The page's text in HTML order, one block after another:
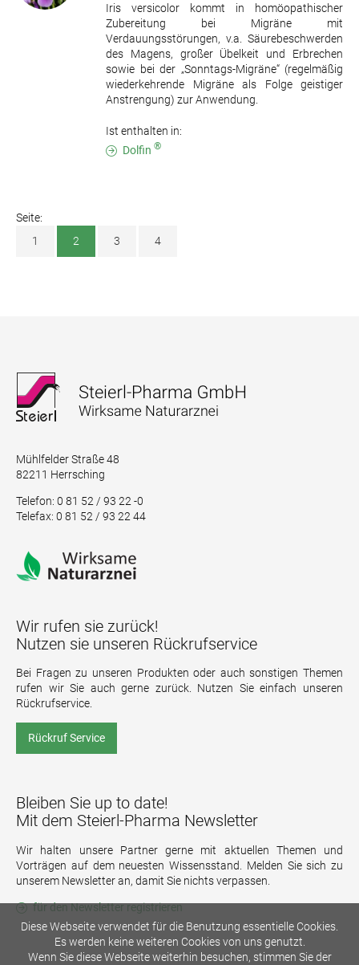
Iris versicolor kommt in homöopathischer
Zubereitung bei Migräne mit
Verdauungsstörungen, v.a. Säurebeschwerden
des Magens, großer Übelkeit und Erbrechen
sowie bei der „Sonntags-Migräne“ (regelmäßig
wiederkehrende Migräne als Folge geistiger
Anstrengung) zur Anwendung.
Ist enthalten in:
Dolfin ®
Seite:
1
2 3 4
Mühlfelder Straße 48
82211 Herrsching
Telefon: 0 81 52 / 93 22 -0
Telefax: 0 81 52 / 93 22 44
Wir rufen sie zurück!
Nutzen sie unseren Rückrufservice
Bei Fragen zu unseren Produkten oder auch sonstigen Themen
rufen wir Sie auch gerne zurück. Nutzen Sie einfach unseren
Rückrufservice.
Rückruf Service
Bleiben Sie up to date!
Mit dem Steierl-Pharma Newsletter
Wir halten unsere Partner gerne mit aktuellen Themen und
Vorträgen auf dem neuesten Wissensstand. Melden Sie sich zu
unserem Newsletter an, damit Sie nichts verpassen.
für den Newsletter registrieren
Diese Webseite verwendet für die Benutzung essentielle Cookies.
Es werden keine weiteren Cookies von uns genutzt.
Wenn Sie diese Webseite weiterhin besuchen, stimmen Sie der